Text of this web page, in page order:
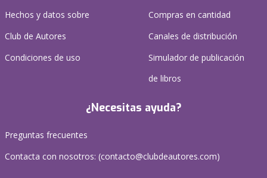
Hechos y datos sobre
Club de Autores
Condiciones de uso
Compras en cantidad
Canales de distribución
Simulador de publicación
de libros
¿Necesitas ayuda?
Preguntas frecuentes
Contacta con nosotros: (contacto@clubdeautores.com)